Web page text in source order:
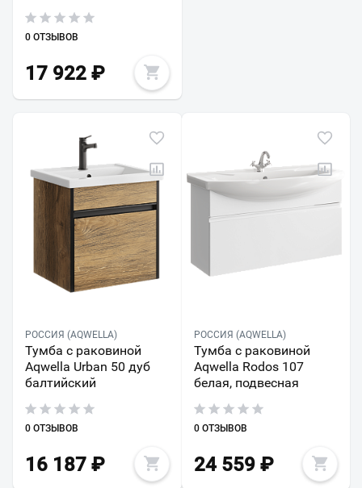
0 ОТЗЫВОВ
17 922 ₽
РОССИЯ (AQWELLA)
Тумба с раковиной
Aqwella Urban 50 дуб
балтийский
0 ОТЗЫВОВ
16 187 ₽
РОССИЯ (AQWELLA)
Тумба с раковиной
Aqwella Rodos 107
белая, подвесная
0 ОТЗЫВОВ
24 559₽